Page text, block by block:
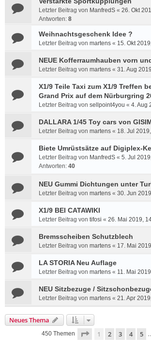
Letzter Beitrag von ManfredS « 26. Okt
Antworten: 8
Weihnachtsgeschenk Idee ?
Letzter Beitrag von martens « 15. Okt
NEUE Kofferraumhauben vorn
Letzter Beitrag von martens « 31. Aug
X1/9 Teile Taxi zum X1/9 Treffen
Grand Prix auf dem Nürburgring
Letzter Beitrag von sellpoint4you « 4. Aug
DALLARA 1/45 Toy cars von
Letzter Beitrag von martens « 18. Jul
Biete Umrüstsätze auf Digiplex-
Letzter Beitrag von ManfredS « 5. Jul
Antworten: 40
NEU Gummi Dichtungen unter
Letzter Beitrag von martens « 30. Jun
X1/9 BEI CATAWIKI
Letzter Beitrag von tifosi « 26. Mai 2019,
Bremsscheiben Schutzblech
Letzter Beitrag von martens « 17. Mai
LA STORIA Neu Auflage
Letzter Beitrag von martens « 11. Mai
NEU Sitzbezuge /
Letzter Beitrag von martens « 21. Apr
Neues Thema
450 Themen Seite 1von
1 2 3 4 5